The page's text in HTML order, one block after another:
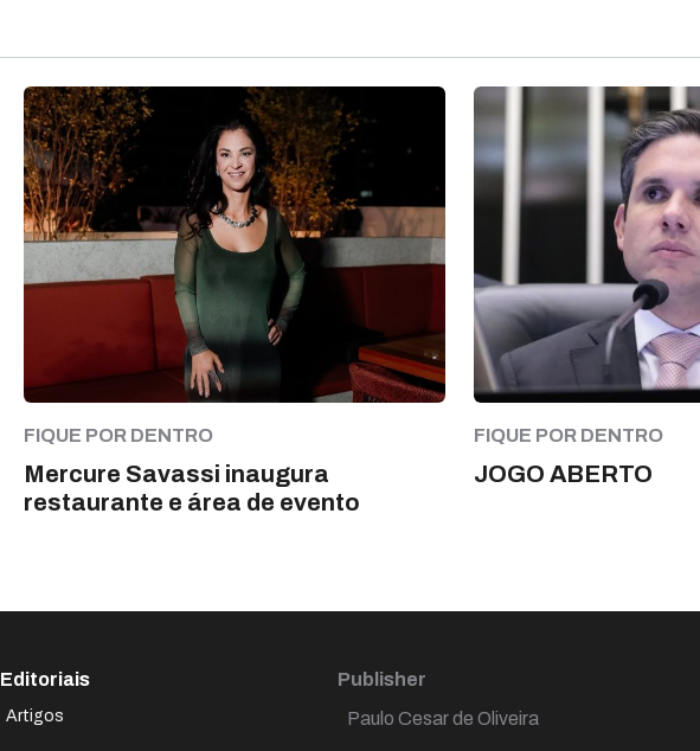
FIQUE POR DENTRO
Mercure Savassi inaugura
restaurante e área de evento
FIQUE POR DENTRO
JOGO ABERTO
Editoriais
Artigos
Publisher
Paulo Cesar de Oliveira